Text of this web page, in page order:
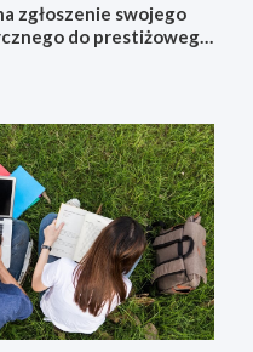
zgłoszenie swojego
do prestiżowego